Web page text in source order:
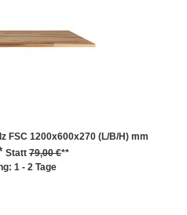
FSC 1200x600x270 (L/B/H) mm
Statt 79,00 €**
1 - 2 Tage